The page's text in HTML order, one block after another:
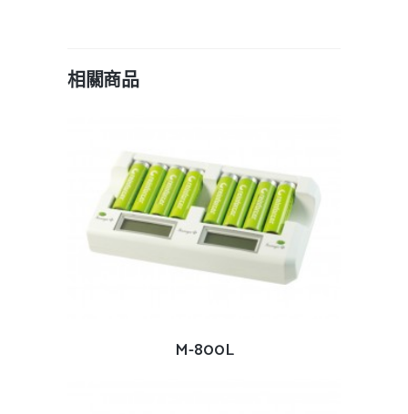
相關商品
查看內容
M-800L